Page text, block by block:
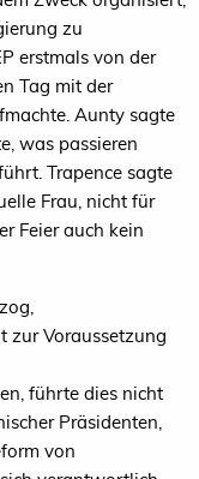
zu
erstmals von der
Tag mit der
Aunty sagte
was passieren
Trapence sagte
Frau, nicht für
Feier auch kein
zur Voraussetzung
führte dies nicht
Präsidenten,
von